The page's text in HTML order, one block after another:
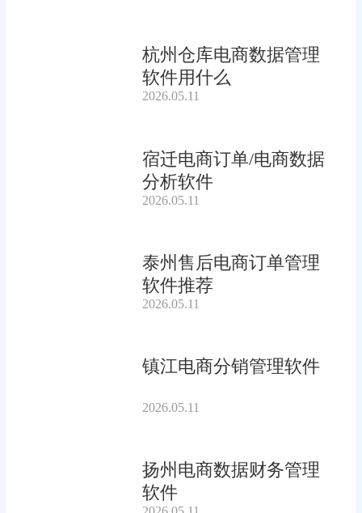
杭州仓库电商数据管理
软件用什么
2026.05.11
宿迁电商订单/电商数据
分析软件
2026.05.11
泰州售后电商订单管理
软件推荐
2026.05.11
镇江电商分销管理软件
2026.05.11
扬州电商数据财务管理
软件